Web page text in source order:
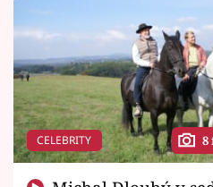
CELEBRITY 8